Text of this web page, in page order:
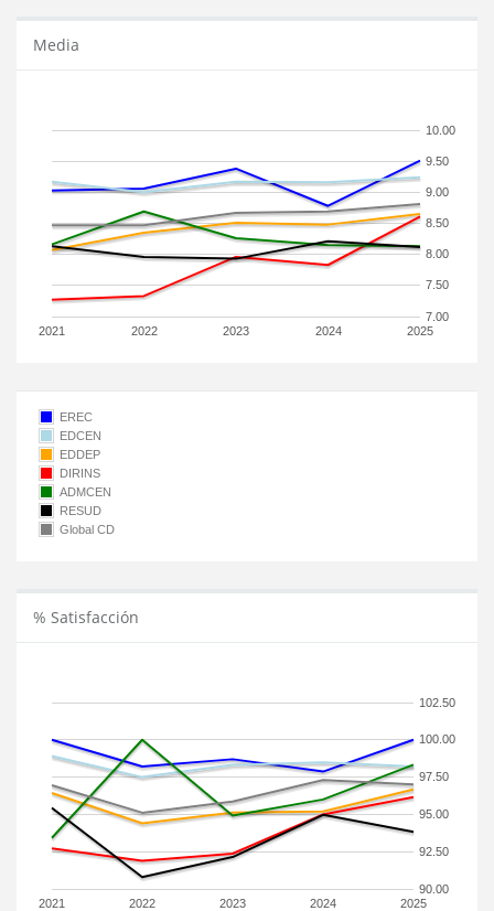
Media
2021 2022 2023 2024 2025
7.00
7.50
8.00
8.50
9.00
9.50
10.00
EREC
EDCEN
EDDEP
DIRINS
ADMCEN
RESUD
Global CD
% Satisfacción
2021 2022 2023 2024 2025
90.00
92.50
95.00
97.50
100.00
102.50